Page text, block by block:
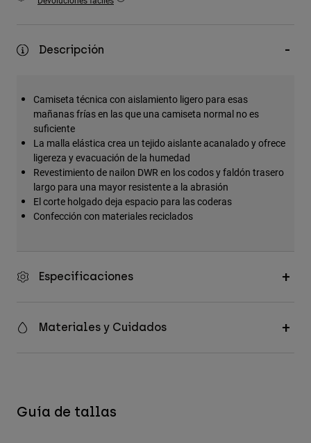
Ver todo
Descripción
Camiseta técnica con aislamiento ligero para esas
mañanas frías en las que una camiseta normal no es
suficiente
La malla elástica crea un tejido aislante acanalado y ofrece
ligereza y evacuación de la humedad
Revestimiento de nailon DWR en los codos y faldón trasero
largo para una mayor resistente a la abrasión
El corte holgado deja espacio para las coderas
Confección con materiales reciclados
Especificaciones
Materiales y Cuidados
Guía de tallas